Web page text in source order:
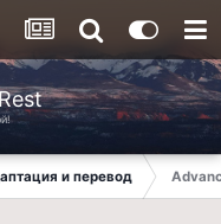
и перевод